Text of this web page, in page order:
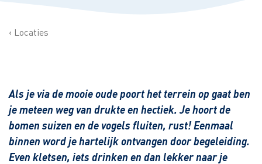
Locaties
Als je via de mooie oude poort het terrein op gaat ben
je meteen weg van drukte en hectiek. Je hoort de
bomen suizen en de vogels fluiten, rust! Eenmaal
binnen word je hartelijk ontvangen door begeleiding.
Even kletsen, iets drinken en dan lekker naar je